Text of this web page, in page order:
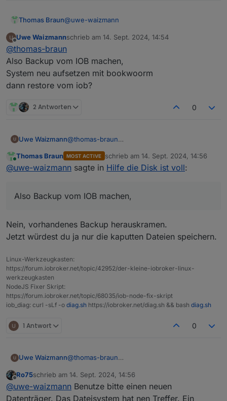
Thomas Braun@uwe-waizmann
Du könntest das aber auch als Anlass nehmen
die Kiste mit 'Raspberry OS 12 (Bookworm)'
komplett neuaufzusetzen, diesmal dann in der
reinen 64Bit-Version.
Musst du früher oder später eh machen, dann
kannst du das auch jetzt in Angriff nehmen.
Offline
Uwe Waizmannschrieb am 14. Sept. 2024, 14:54
zuletzt editiert von
@thomas-braun
Also Backup vom IOB machen,
System neu aufsetzen mit bookwoorm
dann restore vom iob?
2 Antworten 0
Uwe Waizmann@thomas-braun
System neu aufsetzen mit bookwoorm
dann restore vom iob?
Thomas Braun MOST ACTIVE schrieb am 14. Sept. 2024, 14:56
zuletzt editiert von
@uwe-waizmann sagte in Hilfe die Disk ist voll:
Also Backup vom IOB machen,
Nein, vorhandenes Backup herauskramen.
Jetzt würdest du ja nur die kaputten Dateien speichern.
Linux-Werkzeugkasten:
https://forum.iobroker.net/topic/42952/der-kleine-iobroker-linux-
werkzeugkasten
NodeJS Fixer Skript:
https://forum.iobroker.net/topic/68035/iob-node-fix-skript
iob_diag: curl -sLf -o diag.sh https://iobroker.net/diag.sh && bash diag.sh
1 Antwort 0
Uwe Waizmann@thomas-braun
System neu aufsetzen mit bookwoorm
dann restore vom iob?
Offline
Ro75schrieb am 14. Sept. 2024, 14:56
zuletzt editiert von
@uwe-waizmann Benutze bitte einen neuen
Datenträger. Das Dateisystem hat nen Treffer. Ein